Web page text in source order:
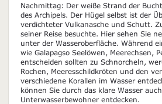
Nachmittag: Der weiße Strand der
des Archipels. Der Hügel selbst ist der
verdichteter Vulkanasche und Schutt.
seiner Reise besuchte. Hier sehen Sie
unter der Wasseroberfläche. Während
wie Galapagso Seelöwen, Meerechsen,
entscheiden sollten zu Schnorcheln,
Rochen, Meeresschildkröten und den
verschiedene Korallen im Wasser
können Sie durch das klare Wasser
Unterwasserbewohner entdecken.